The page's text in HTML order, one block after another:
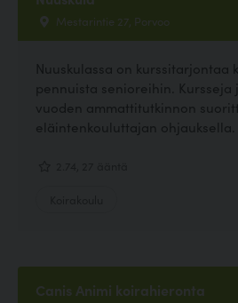
Mestarintie 27, Porvoo
Nuuskulassa on kurssitarjontaa
pennuista senioreihin. Kursseja
vuoden ammattitutkinnon
eläintenkouluttajan ohjauksella.
Canis Animi koirahieronta